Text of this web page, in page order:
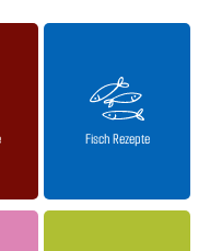
Fisch Rezepte